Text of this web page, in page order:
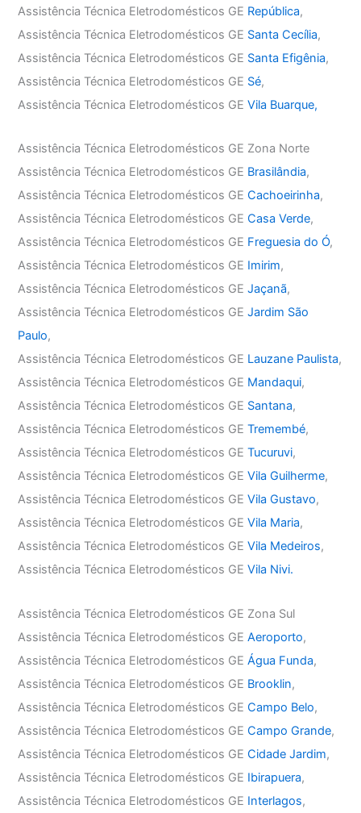
Assistência Técnica Eletrodomésticos GE República,
Assistência Técnica Eletrodomésticos GE Santa Cecília,
Assistência Técnica Eletrodomésticos GE Santa Efigênia,
Assistência Técnica Eletrodomésticos GE Sé,
Assistência Técnica Eletrodomésticos GEVila Buarque,
Assistência Técnica Eletrodomésticos GE Zona Norte
Assistência Técnica Eletrodomésticos GE Brasilândia,
Assistência Técnica Eletrodomésticos GECachoeirinha,
Assistência Técnica Eletrodomésticos GECasa Verde,
Assistência Técnica Eletrodomésticos GE Freguesia do Ó,
Assistência Técnica Eletrodomésticos GE Imirim,
Assistência Técnica Eletrodomésticos GEJaçanã,
Assistência Técnica Eletrodomésticos GEJardim São
Paulo,
Assistência Técnica Eletrodomésticos GE Lauzane Paulista,
Assistência Técnica Eletrodomésticos GE Mandaqui,
Assistência Técnica Eletrodomésticos GE Santana,
Assistência Técnica Eletrodomésticos GETremembé,
Assistência Técnica Eletrodomésticos GETucuruvi,
Assistência Técnica Eletrodomésticos GEVila Guilherme,
Assistência Técnica Eletrodomésticos GEVila Gustavo,
Assistência Técnica Eletrodomésticos GEVila Maria,
Assistência Técnica Eletrodomésticos GEVila Medeiros,
Assistência Técnica Eletrodomésticos GEVila Nivi.
Assistência Técnica Eletrodomésticos GE Zona Sul
Assistência Técnica Eletrodomésticos GEAeroporto,
Assistência Técnica Eletrodomésticos GEÁgua Funda,
Assistência Técnica Eletrodomésticos GE Brooklin,
Assistência Técnica Eletrodomésticos GECampo Belo,
Assistência Técnica Eletrodomésticos GECampo Grande,
Assistência Técnica Eletrodomésticos GECidade Jardim,
Assistência Técnica Eletrodomésticos GE Ibirapuera,
Assistência Técnica Eletrodomésticos GE Interlagos,